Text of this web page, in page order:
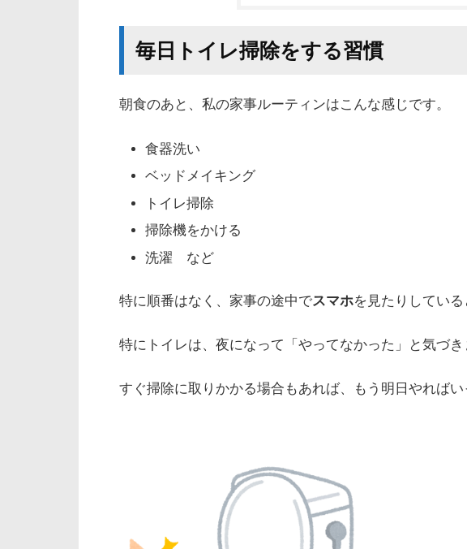
毎日トイレ掃除をする習慣
朝食のあと、私の家事ルーティンはこんな感じです。
食器洗い
ベッドメイキング
トイレ掃除
掃除機をかける
洗濯 など
特に順番はなく、家事の途中でスマホを見たりしている
特にトイレは、夜になって「やってなかった」と気づき
すぐ掃除に取りかかる場合もあれば、もう明日やればい